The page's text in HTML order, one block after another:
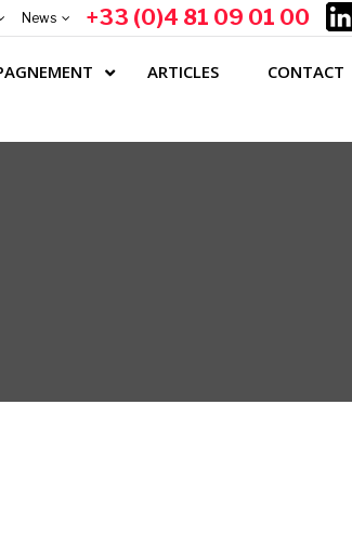
News +33 (0)4 81 09 01 00
ARTICLES CONTACT